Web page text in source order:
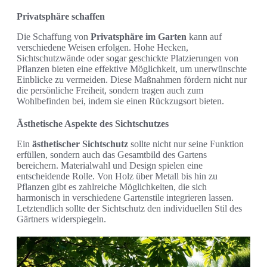
Privatsphäre schaffen
Die Schaffung von Privatsphäre im Garten kann auf
verschiedene Weisen erfolgen. Hohe Hecken,
Sichtschutzwände oder sogar geschickte Platzierungen von
Pflanzen bieten eine effektive Möglichkeit, um unerwünschte
Einblicke zu vermeiden. Diese Maßnahmen fördern nicht nur
die persönliche Freiheit, sondern tragen auch zum
Wohlbefinden bei, indem sie einen Rückzugsort bieten.
Ästhetische Aspekte des Sichtschutzes
Ein ästhetischer Sichtschutz sollte nicht nur seine Funktion
erfüllen, sondern auch das Gesamtbild des Gartens
bereichern. Materialwahl und Design spielen eine
entscheidende Rolle. Von Holz über Metall bis hin zu
Pflanzen gibt es zahlreiche Möglichkeiten, die sich
harmonisch in verschiedene Gartenstile integrieren lassen.
Letztendlich sollte der Sichtschutz den individuellen Stil des
Gärtners widerspiegeln.